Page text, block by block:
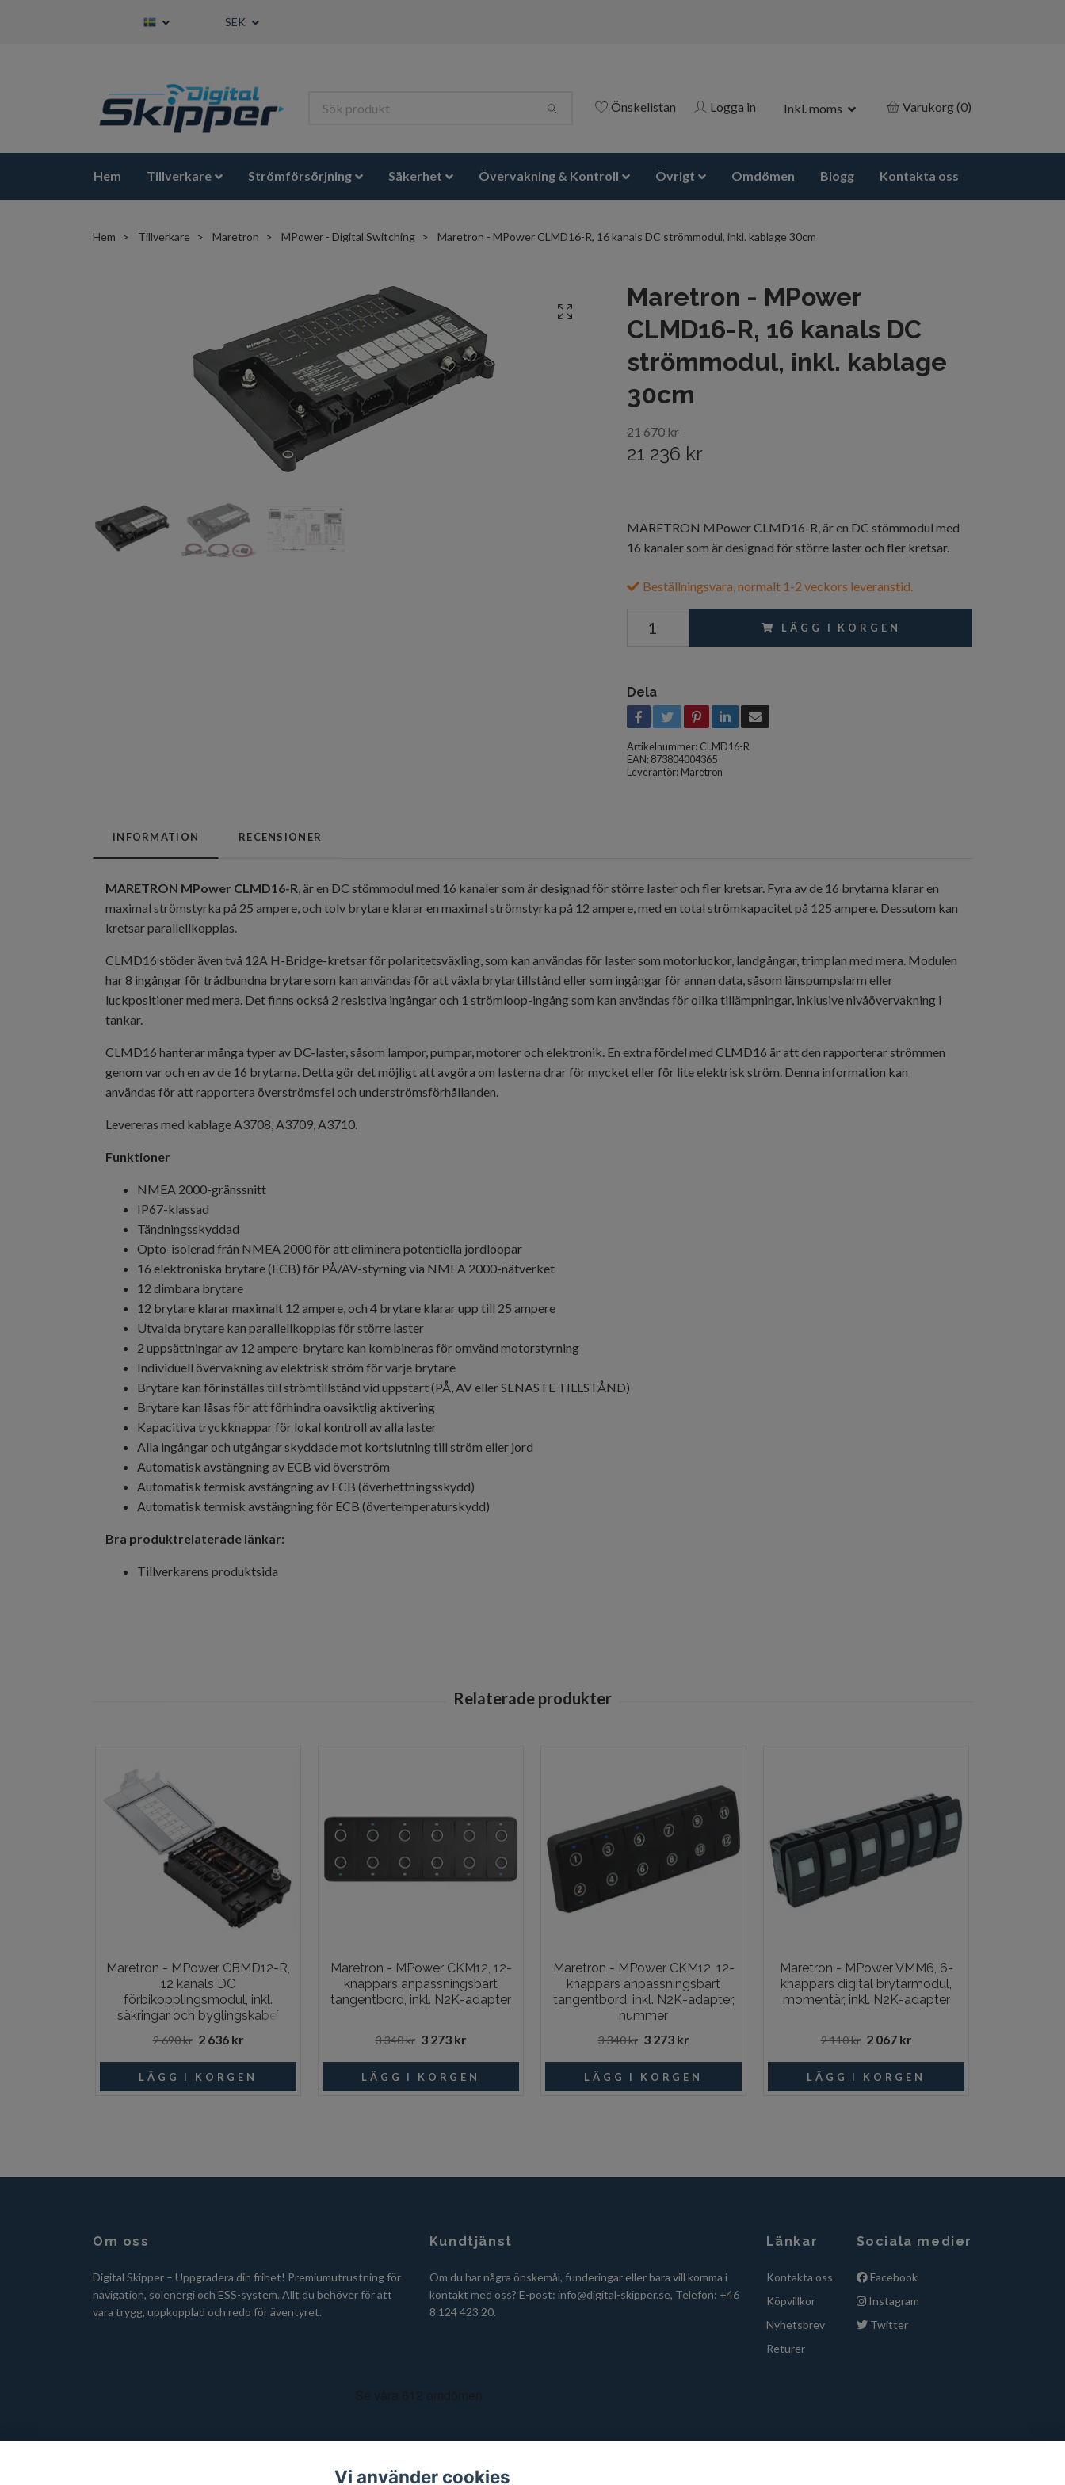
SEK
Önskelistan Logga in Inkl. moms Varukorg(0)
Hem Tillverkare Strömförsörjning Säkerhet Övervakning & Kontroll Övrigt Omdömen Blogg Kontakta oss
Hem Tillverkare Maretron MPower - Digital Switching Maretron - MPower CLMD16-R, 16 kanals DC strömmodul, inkl. kablage 30cm
Maretron - MPower
CLMD16-R, 16 kanals DC
strömmodul, inkl. kablage
30cm
21 670 kr
21 236 kr
MARETRON MPower CLMD16-R, är en DC stömmodul med
16 kanaler som är designad för större laster och fler kretsar.
Beställningsvara, normalt 1-2 veckors leveranstid.
LÄGG I KORGEN
Dela
Artikelnummer: CLMD16-R
EAN: 873804004365
Leverantör: Maretron
INFORMATION RECENSIONER
MARETRON MPower CLMD16-R, är en DC stömmodul med 16 kanaler som är designad för större laster och fler kretsar. Fyra av de 16 brytarna klarar en
maximal strömstyrka på 25 ampere, och tolv brytare klarar en maximal strömstyrka på 12 ampere, med en total strömkapacitet på 125 ampere. Dessutom kan
kretsar parallellkopplas.
CLMD16 stöder även två 12A H-Bridge-kretsar för polaritetsväxling, som kan användas för laster som motorluckor, landgångar, trimplan med mera. Modulen
har 8 ingångar för trådbundna brytare som kan användas för att växla brytartillstånd eller som ingångar för annan data, såsom länspumpslarm eller
luckpositioner med mera. Det finns också 2 resistiva ingångar och 1 strömloop-ingång som kan användas för olika tillämpningar, inklusive nivåövervakning i
tankar.
CLMD16 hanterar många typer av DC-laster, såsom lampor, pumpar, motorer och elektronik. En extra fördel med CLMD16 är att den rapporterar strömmen
genom var och en av de 16 brytarna. Detta gör det möjligt att avgöra om lasterna drar för mycket eller för lite elektrisk ström. Denna information kan
användas för att rapportera överströmsfel och underströmsförhållanden.
Levereras med kablage A3708, A3709, A3710.
Funktioner
NMEA 2000-gränssnitt
IP67-klassad
Tändningsskyddad
Opto-isolerad från NMEA 2000 för att eliminera potentiella jordloopar
16 elektroniska brytare (ECB) för PÅ/AV-styrning via NMEA 2000-nätverket
12 dimbara brytare
12 brytare klarar maximalt 12 ampere, och 4 brytare klarar upp till 25 ampere
Utvalda brytare kan parallellkopplas för större laster
2 uppsättningar av 12 ampere-brytare kan kombineras för omvänd motorstyrning
Individuell övervakning av elektrisk ström för varje brytare
Brytare kan förinställas till strömtillstånd vid uppstart (PÅ, AV eller SENASTE TILLSTÅND)
Brytare kan låsas för att förhindra oavsiktlig aktivering
Kapacitiva tryckknappar för lokal kontroll av alla laster
Alla ingångar och utgångar skyddade mot kortslutning till ström eller jord
Automatisk avstängning av ECB vid överström
Automatisk termisk avstängning av ECB (överhettningsskydd)
Automatisk termisk avstängning för ECB (övertemperaturskydd)
Bra produktrelaterade länkar:
Tillverkarens produktsida
Maretron - MPower CBMD12-R,
12 kanals DC
förbikopplingsmodul, inkl.
säkringar och byglingskabel
2 690 kr 2 636 kr
Maretron - MPower CKM12, 12-
knappars anpassningsbart
tangentbord, inkl. N2K-adapter
3 340 kr 3 273 kr
Maretron - MPower CKM12, 12-
knappars anpassningsbart
tangentbord, inkl. N2K-adapter,
nummer
3 340 kr 3 273 kr
Maretron - MPower VMM6, 6-
knappars digital brytarmodul,
momentär, inkl. N2K-adapter
2 110 kr 2 067 kr
Om oss
Digital Skipper – Uppgradera din frihet! Premiumutrustning för
navigation, solenergi och ESS-system. Allt du behöver för att
vara trygg, uppkopplad och redo för äventyret.
Kundtjänst
Om du har några önskemål, funderingar eller bara vill komma i
kontakt med oss? E-post: info@digital-skipper.se, Telefon: +46
8 124 423 20.
Länkar
Kontakta oss
Köpvillkor
Nyhetsbrev
Returer
Sociala medier
Facebook
Instagram
Twitter
Vi använder cookies